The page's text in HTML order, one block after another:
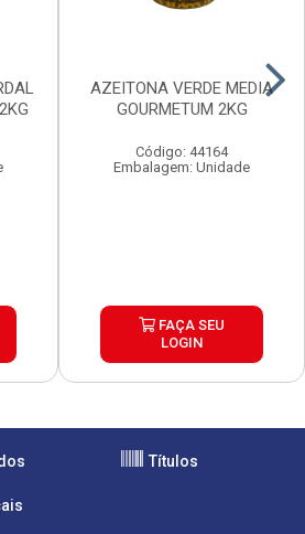
AZEITONA VERDE MEDIA
GOURMETUM 2KG
Código: 44164
Embalagem: Unidade
FAÇA SEU
LOGIN
Títulos